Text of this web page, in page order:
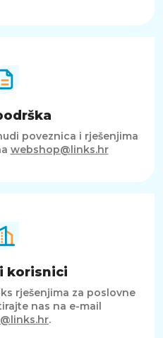
poveznica i rješenjima
webshop@links.hr
korisnici
rješenjima za poslovne
nas na e-mail
.